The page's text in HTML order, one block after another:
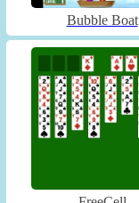
Bubble Boat